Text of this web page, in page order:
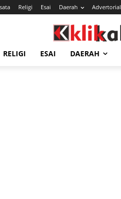
Religi Esai Daerah Advertorial
RELIGI ESAI DAERAH